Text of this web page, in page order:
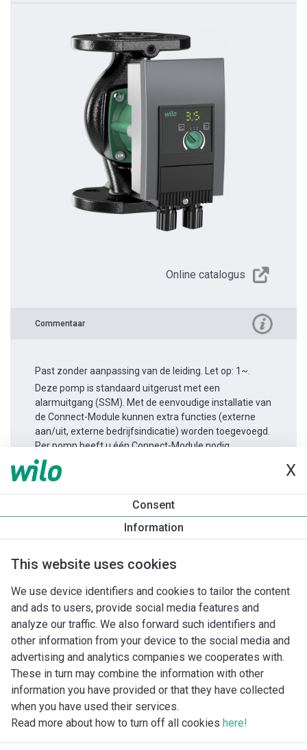
X
Consent
Information
This website uses cookies
We use device identifiers and cookies to tailor the content
and ads to users, provide social media features and
analyze our traffic. We also forward such identifiers and
other information from your device to the social media and
advertising and analytics companies we cooperates with.
These in turn may combine the information with other
information you have provided or that they have collected
when you have used their services.
Read more about how to turn off all cookies here!
Online catalogus
Commentaar
Past zonder aanpassing van de leiding. Let op: 1~.
Deze pomp is standaard uitgerust met een
alarmuitgang (SSM). Met de eenvoudige installatie van
de Connect-Module kunnen extra functies (externe
aan/uit, externe bedrijfsindicatie) worden toegevoegd.
Per pomp heeft u één Connect-Module nodig.
Productinformatie
Imprint